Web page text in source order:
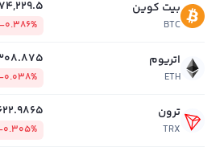
بیت کوین
BTC
-0.386%
اتریوم
ETH
-0.038%
ترون
TRX
-0.305%